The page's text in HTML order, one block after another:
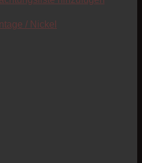
/ Nickel